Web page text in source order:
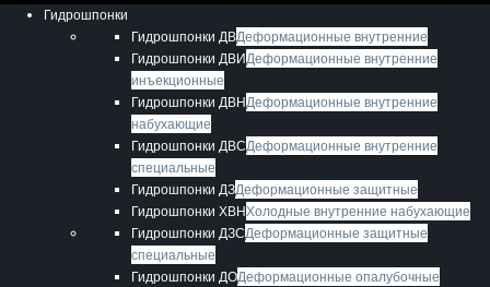
Гидрошпонки
Гидрошпонки ДВДеформационные внутренние
Гидрошпонки ДВИДеформационные внутренние
инъекционные
Гидрошпонки ДВНДеформационные внутренние
набухающие
Гидрошпонки ДВСДеформационные внутренние
специальные
Гидрошпонки ДЗДеформационные защитные
Гидрошпонки ХВНХолодные внутренние набухающие
Гидрошпонки ДЗСДеформационные защитные
специальные
Гидрошпонки ДОДеформационные опалубочные